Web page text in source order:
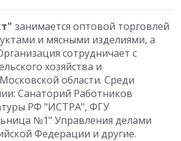
занимается оптовой торговлей
и мясными изделиями, а
сотрудничает с
хозяйства и
области. Среди
Санаторий Работников
РФ "ИСТРА", ФГУ
№1" Управления делами
Федерации и другие.